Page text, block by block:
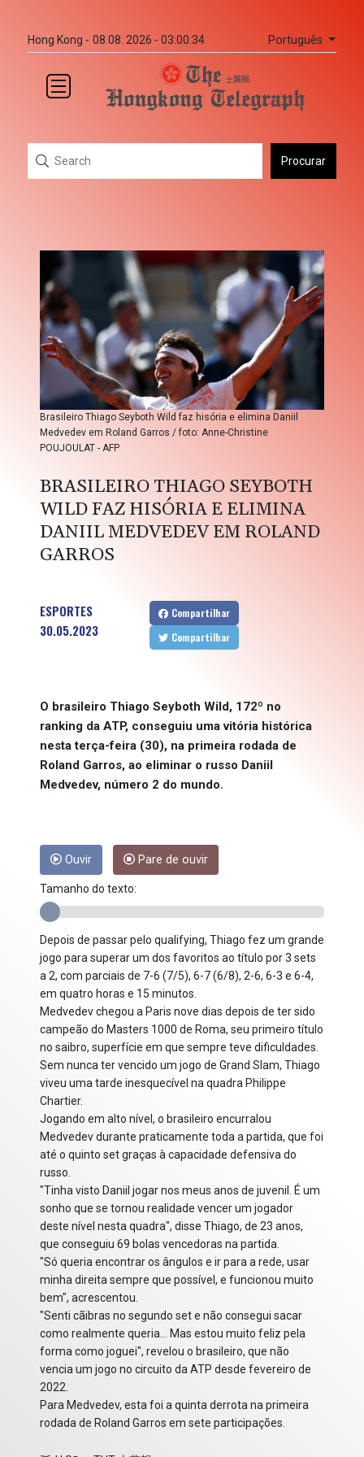
Hong Kong - 08.08. 2026 - 03:00:34 Português
Procurar
Brasileiro Thiago Seyboth Wild faz hisória e elimina Daniil
Medvedev em Roland Garros / foto: Anne-Christine
POUJOULAT - AFP
BRASILEIRO THIAGO SEYBOTH
WILD FAZ HISÓRIA E ELIMINA
DANIIL MEDVEDEV EM ROLAND
GARROS
ESPORTES
30.05.2023
Compartilhar
Compartilhar
O brasileiro Thiago Seyboth Wild, 172º no
ranking da ATP, conseguiu uma vitória histórica
nesta terça-feira (30), na primeira rodada de
Roland Garros, ao eliminar o russo Daniil
Medvedev, número 2 do mundo.
Ouvir Pare de ouvir
Tamanho do texto:
Depois de passar pelo qualifying, Thiago fez um grande
jogo para superar um dos favoritos ao título por 3 sets
a 2, com parciais de 7-6 (7/5), 6-7 (6/8), 2-6, 6-3 e 6-4,
em quatro horas e 15 minutos.
Medvedev chegou a Paris nove dias depois de ter sido
campeão do Masters 1000 de Roma, seu primeiro título
no saibro, superfície em que sempre teve dificuldades.
Sem nunca ter vencido um jogo de Grand Slam, Thiago
viveu uma tarde inesquecível na quadra Philippe
Chartier.
Jogando em alto nível, o brasileiro encurralou
Medvedev durante praticamente toda a partida, que foi
até o quinto set graças à capacidade defensiva do
russo.
"Tinha visto Daniil jogar nos meus anos de juvenil. É um
sonho que se tornou realidade vencer um jogador
deste nível nesta quadra", disse Thiago, de 23 anos,
que conseguiu 69 bolas vencedoras na partida.
"Só queria encontrar os ângulos e ir para a rede, usar
minha direita sempre que possível, e funcionou muito
bem", acrescentou.
"Senti cãibras no segundo set e não consegui sacar
como realmente queria... Mas estou muito feliz pela
forma como joguei", revelou o brasileiro, que não
vencia um jogo no circuito da ATP desde fevereiro de
2022.
Para Medvedev, esta foi a quinta derrota na primeira
rodada de Roland Garros em sete participações.